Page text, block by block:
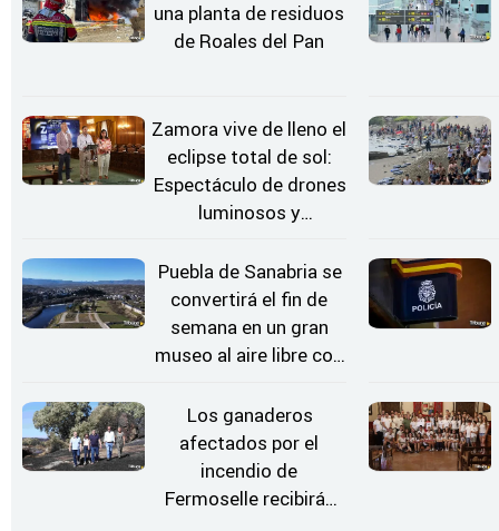
una planta de residuos
de Roales del Pan
Zamora vive de lleno el
eclipse total de sol:
Espectáculo de drones
luminosos y
Estrellas
Puebla de Sanabria se
convertirá el fin de
semana en un gran
museo al aire libre con
Los ganaderos
afectados por el
incendio de
Fermoselle recibirán